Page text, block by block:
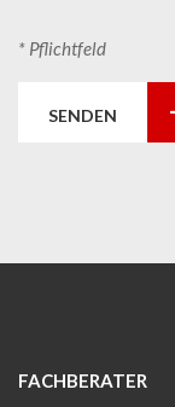
* Pflichtfeld
SENDEN
FACHBERATER